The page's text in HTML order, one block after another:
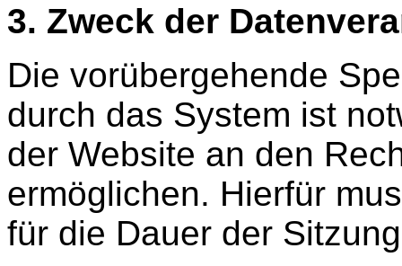
3. Zweck der
Die vorübergehende
durch das System ist
der Website an den
ermöglichen. Hierfür
für die Dauer der